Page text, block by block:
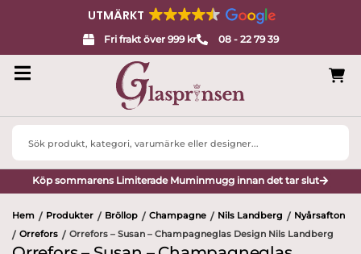
UTMÄRKT
Fri frakt över 999 kr 08 - 22 79 39
Search
Köp sommarens Limiterade Muminmugg innan det tar slut
Hem / Produkter / Bröllop / Champagne / Nils Landberg / Nyårsafton
/ Orrefors / Orrefors – Susan – Champagneglas Design Nils Landberg